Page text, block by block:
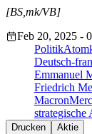
[BS,mk/VB]
Feb 20, 2025 -
Politik
Deutsch-
Emmanuel
Friedrich
Macron
strategische
Drucken Aktie